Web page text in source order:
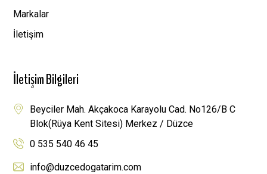
Markalar
İletişim
İletişim Bilgileri
Beyciler Mah. Akçakoca Karayolu Cad. No126/B C
Blok(Rüya Kent Sitesi) Merkez / Düzce
0 535 540 46 45
info@duzcedogatarim.com